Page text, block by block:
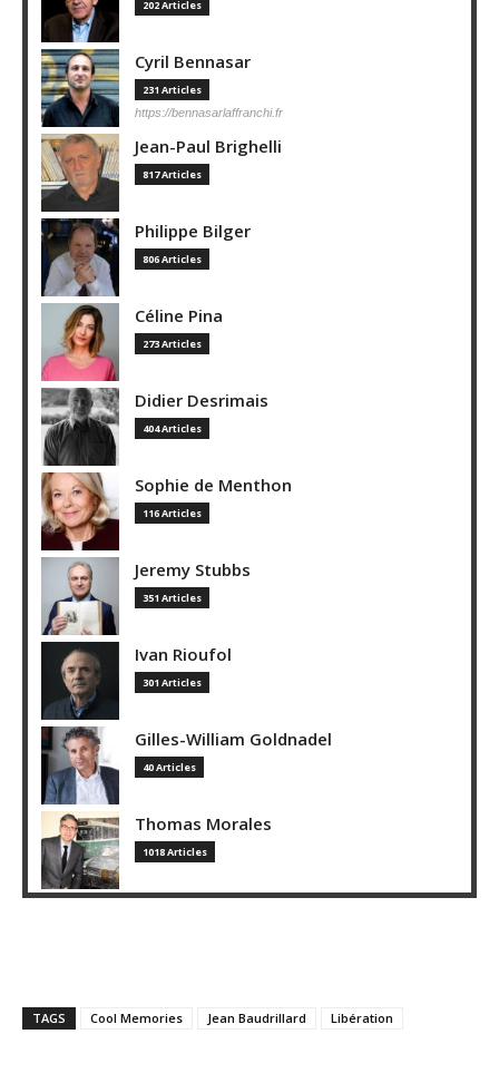
202 Articles
Cyril Bennasar
231 Articles
https://bennasarlaffranchi.fr
Jean-Paul Brighelli
817 Articles
Philippe Bilger
806 Articles
Céline Pina
273 Articles
Didier Desrimais
404 Articles
Sophie de Menthon
116 Articles
Jeremy Stubbs
351 Articles
Ivan Rioufol
301 Articles
Gilles-William Goldnadel
40 Articles
Thomas Morales
1018 Articles
TAGS Cool Memories Jean Baudrillard Libération